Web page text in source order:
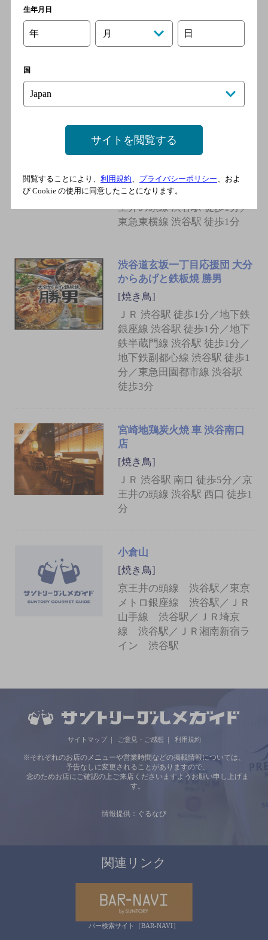
[焼き鳥]
京王井の頭線 渋谷駅／ＪＲ
イン 渋谷駅／東京メトロ銀
個室居酒屋 八吉 渋谷南口店
ＪＲ 渋谷駅 徒歩1分／地下鉄
半蔵門線 渋谷駅 徒歩1分／京
王井の頭線 渋谷駅 徒歩1分／
東急東横線 渋谷駅 徒歩1分
渋谷道玄坂一丁目応援団 大分
からあげと鉄板焼 勝男
[焼き鳥]
ＪＲ 渋谷駅 徒歩1分／地下鉄
銀座線 渋谷駅 徒歩1分／地下
鉄半蔵門線 渋谷駅 徒歩1分／
地下鉄副都心線 渋谷駅 徒歩1
分／東急田園都市線 渋谷駅
徒歩3分
宮崎地鶏炭火焼 車 渋谷南口
店
[焼き鳥]
ＪＲ 渋谷駅 南口 徒歩5分／京
王井の頭線 渋谷駅 西口 徒歩1
分
小倉山
[焼き鳥]
京王井の頭線 渋谷駅／東京
メトロ銀座線 渋谷駅／ＪＲ
山手線 渋谷駅／ＪＲ埼京
線 渋谷駅／ＪＲ湘南新宿ラ
イン 渋谷駅
サイトマップ ご意見・ご感想 利用規約
※それぞれのお店のメニューや営業時間などの掲載情報については、
予告なしに変更されることがありますので、
念のためお店にご確認の上ご来店くださいますようお願い申し上げま
す。
情報提供：ぐるなび
関連リンク
バー検索サイト［BAR-NAVI］
生年月日
年 月 日
国
サイトを閲覧する
閲覧することにより、 利用規約、 プライバシーポリシー、およ
び Cookie の使用に同意したことになります。